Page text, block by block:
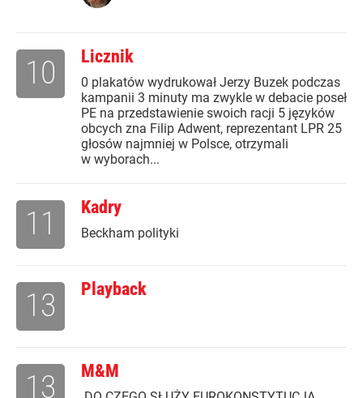
Licznik
0 plakatów wydrukował Jerzy Buzek podczas
kampanii 3 minuty ma zwykle w debacie poseł
PE na przedstawienie swoich racji 5 języków
obcych zna Filip Adwent, reprezentant LPR 25
głosów najmniej w Polsce, otrzymali
w wyborach...
10
Kadry
Beckham polityki
11
Playback
13
M&M
13